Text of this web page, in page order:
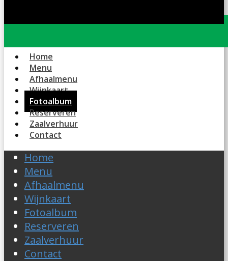
Home
Menu
Afhaalmenu
Wijnkaart
Fotoalbum
Reserveren
Zaalverhuur
Contact
Home
Menu
Afhaalmenu
Wijnkaart
Fotoalbum
Reserveren
Zaalverhuur
Contact